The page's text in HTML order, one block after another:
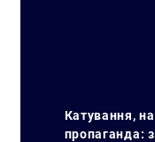
Катування,
пропаганда: